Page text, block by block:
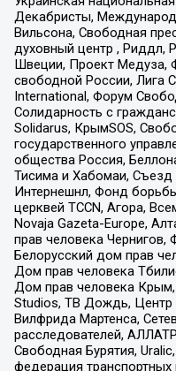
Декабристы,
Вильсона, Свободная
духовный центр , Риддл,
Швеции, Проект Медуза,
свободной России, Лига
International, Форум
Солидарность с
Solidarus, КрымSOS,
государственного
общества Россия,
Тисима и Хабомаи, Съезд
Интернешнл, Фонд
церквей TCCN, Агора,
Novaja Gazeta-Europe,
прав человека
Белорусский дом прав
Дом прав человека
Дом прав человека
Studios, ТВ Дождь, Центр
Вилфрида Мартенса,
расследователей,
Свободная Бурятия,
федерация